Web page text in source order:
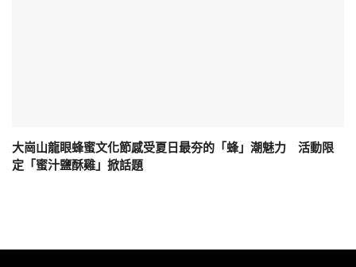
大崗山龍眼蜂蜜文化節感受夏日最夯的「蜂」潮魅力 活動限
定「蜜汁鹽酥雞」掀話題